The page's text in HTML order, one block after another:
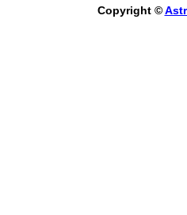
Copyright ©